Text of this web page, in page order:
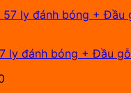
ly đánh bóng + Đầu gỗ